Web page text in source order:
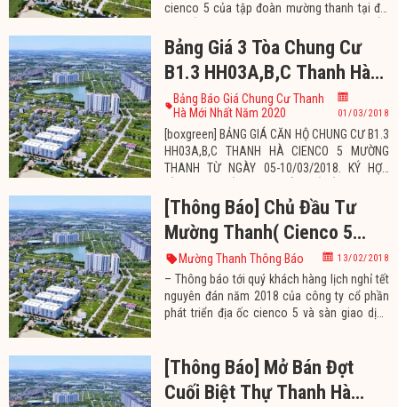
cienco 5 của tập đoàn mường thanh tại địa
THANH HÀ), kđt thanh hà A, phú lương, hà
đông, hà nội. Vị trí văn phòng bán hàng
chung cư thanh hà ngay tại cổng ban quản lý
dự án thanh
Bảng Giá 3 Tòa Chung Cư
B1.3 HH03A,B,C Thanh Hà
Cienco 5 Ngày 05-
10/03/2018
Bảng Báo Giá Chung Cư Thanh
Hà Mới Nhất Năm 2020
01/03/2018
[boxgreen] BẢNG GIÁ CĂN HỘ CHUNG CƯ B1.3
HH03A,B,C THANH HÀ CIENCO 5 MƯỜNG
THANH TỪ NGÀY 05-10/03/2018. KÝ HỢP
VỐN NGÂN HÀNG TỐI ĐA 70%GTHĐ LÃI SUẤT
8,49%/2 NĂM, NĂM ĐẦU TIÊN KHÔNG PHẢI
TRẢ GỐC, VAY TỐI ĐA 25 NĂM. KHÁCH HÀNG
PHẢI CÓ TỐI THIỂU 30%GTHĐ ĐỂ LÀM THỦ
TỤC HỒ SƠ VAY VỐN CHO
[Thông Báo] Chủ Đầu Tư
Mường Thanh( Cienco 5
Land) Nghỉ Tết Nguyên Đán
2018 từ Ngày 14-20/2/2018
Mường Thanh Thông Báo 13/02/2018
– Thông báo tới quý khách hàng lịch nghỉ tết
nguyên đán năm 2018 của công ty cổ phần
phát triển địa ốc cienco 5 và sàn giao dịch
lưu ý lịch nghỉ tết để tiện làm các thủ tục
giao dịch mua bán, sang tên chuyên nhượng
thủ tục hành
[Thông Báo] Mở Bán Đợt
Cuối Biệt Thự Thanh Hà